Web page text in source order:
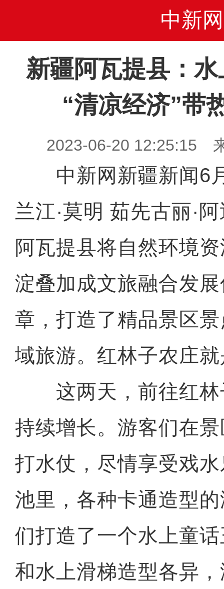
中新网
新疆阿瓦提县：
“清凉经济”带
2023-06-20 12:25:15
中新网新疆新闻6
兰江·莫明 茹先古丽·
阿瓦提县将自然环境
淀叠加成文旅融合发
章，打造了精品景区
域旅游。红林子农庄
这两天，前往红林
持续增长。游客们在
打水仗，尽情享受戏
池里，各种卡通造型
们打造了一个水上童
和水上滑梯造型各异